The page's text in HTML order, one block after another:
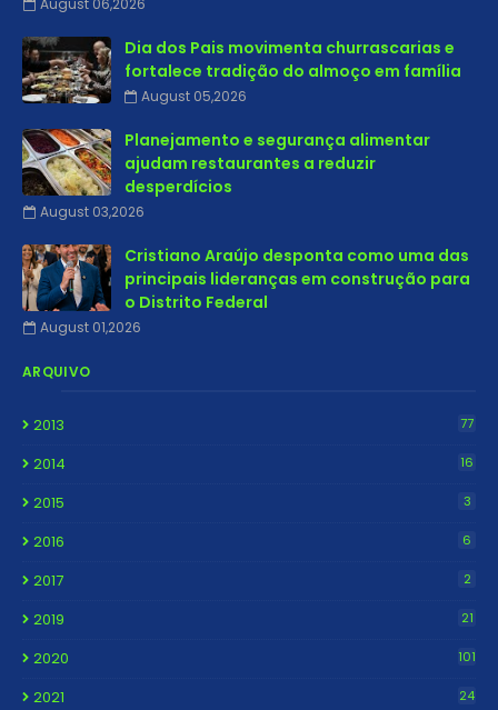
August 06,2026
Dia dos Pais movimenta churrascarias e
fortalece tradição do almoço em família
August 05,2026
Planejamento e segurança alimentar
ajudam restaurantes a reduzir
desperdícios
August 03,2026
Cristiano Araújo desponta como uma das
principais lideranças em construção para
o Distrito Federal
August 01,2026
ARQUIVO
2013 77
2014 16
2015 3
2016 6
2017 2
2019 21
2020 101
2021 24